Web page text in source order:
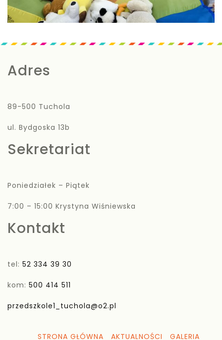
Adres
89-500 Tuchola
ul. Bydgoska 13b
Sekretariat
Poniedziałek – Piątek
7:00 – 15:00 Krystyna Wiśniewska
Kontakt
tel: 52 334 39 30
kom: 500 414 511
przedszkole1_tuchola@o2.pl
STRONA GŁÓWNA AKTUALNOŚCI GALERIA